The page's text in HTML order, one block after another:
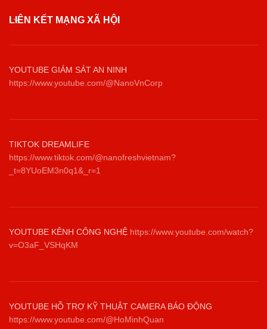
LIÊN KẾT MẠNG XÃ HỘI
YOUTUBE GIÁM SÁT AN NINH
https://www.youtube.com/@NanoVnCorp
TIKTOK DREAMLIFE
https://www.tiktok.com/@nanofreshvietnam?
_t=8YUoEM3n0q1&_r=1
YOUTUBE KÊNH CÔNG NGHỆ https://www.youtube.com/watch?
v=O3aF_VSHqKM
YOUTUBE HỖ TRỢ KỸ THUẬT CAMERA BÁO ĐỘNG
https://www.youtube.com/@HoMinhQuan